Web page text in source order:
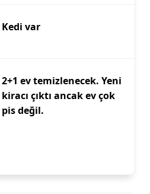
Kedi var
2+1 ev temizlenecek. Yeni
kiracı çıktı ancak ev çok
pis değil.